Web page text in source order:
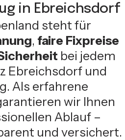
in Ebreichsdorf
steht für
, faire Fixpreise
bei jedem
Ebreichsdorf und
Als erfahrene
wir Ihnen
Ablauf –
und versichert.